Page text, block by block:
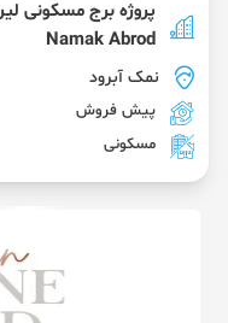
Namak Abrod
نمک آبرود
پیش فروش
مسکونی